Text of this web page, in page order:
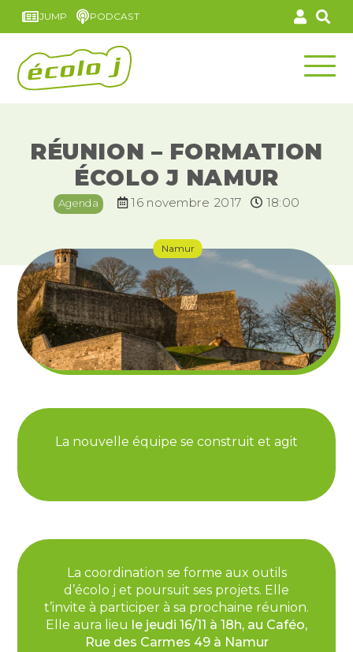
JUMP PODCAST
RÉUNION – FORMATION
ÉCOLO J NAMUR
Agenda 16 novembre 2017 18:00
Namur
La nouvelle équipe se construit et agit
La coordination se forme aux outils
d’écolo j et poursuit ses projets. Elle
t’invite à participer à sa prochaine réunion.
Elle aura lieu le jeudi 16/11 à 18h, au Caféo,
Rue des Carmes 49 à Namur